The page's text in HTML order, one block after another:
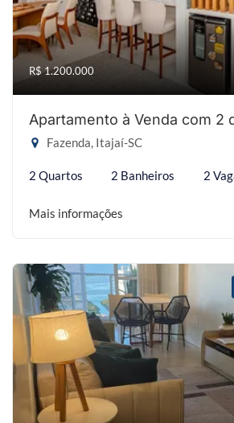
R$ 1.200.000
Apartamento à Venda com 2
Fazenda, Itajaí-SC
2 Quartos 2 Banheiros 2
Mais informações